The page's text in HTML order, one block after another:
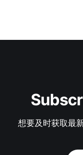
想要及时获取最